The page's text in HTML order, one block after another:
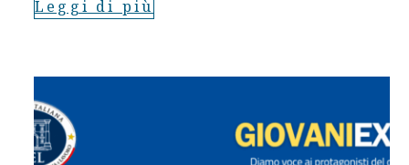
Leggi di più